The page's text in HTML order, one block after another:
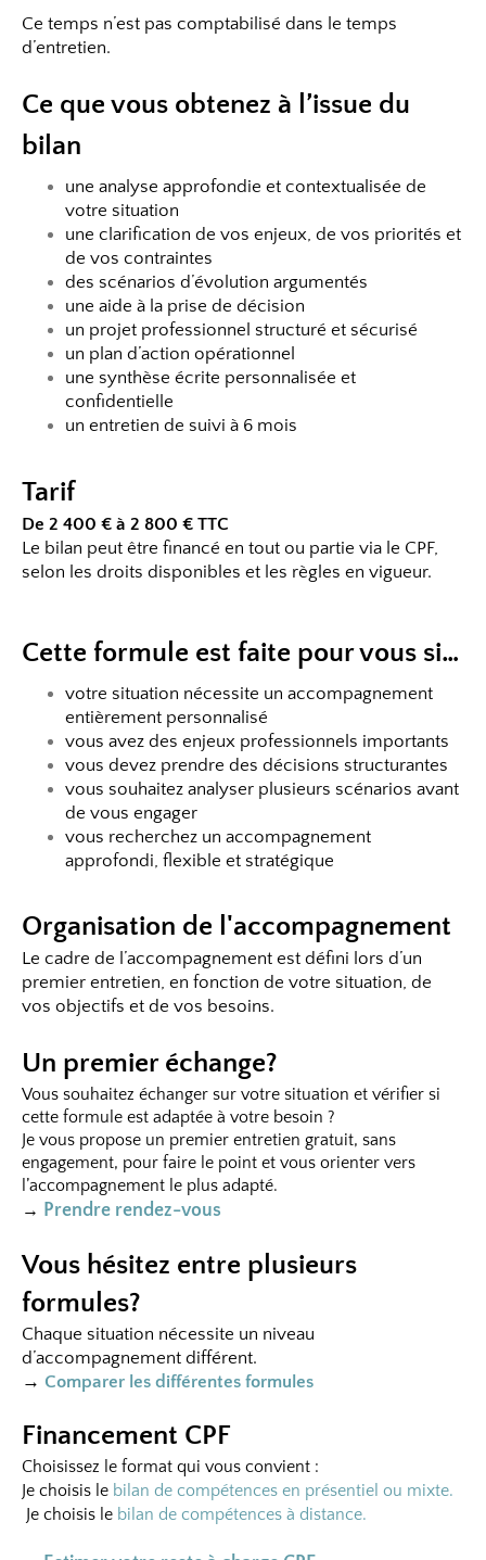
Ce temps n’est pas comptabilisé dans le temps
d’entretien.
Ce que vous obtenez à l’issue du
bilan
une analyse approfondie et contextualisée de
votre situation
une clarification de vos enjeux, de vos priorités et
de vos contraintes
des scénarios d’évolution argumentés
une aide à la prise de décision
un projet professionnel structuré et sécurisé
un plan d’action opérationnel
une synthèse écrite personnalisée et
confidentielle
un entretien de suivi à 6 mois
Tarif
De 2 400 € à 2 800 € TTC
Le bilan peut être financé en tout ou partie via le CPF,
selon les droits disponibles et les règles en vigueur.
Cette formule est faite pour vous si…
votre situation nécessite un accompagnement
entièrement personnalisé
vous avez des enjeux professionnels importants
vous devez prendre des décisions structurantes
vous souhaitez analyser plusieurs scénarios avant
de vous engager
vous recherchez un accompagnement
approfondi, flexible et stratégique
Organisation de l'accompagnement
Le cadre de l’accompagnement est défini lors d’un
premier entretien, en fonction de votre situation, de
vos objectifs et de vos besoins.
Un premier échange?
Vous souhaitez échanger sur votre situation et vérifier si
cette formule est adaptée à votre besoin ?
Je vous propose un premier entretien gratuit, sans
engagement, pour faire le point et vous orienter vers
l’accompagnement le plus adapté.
→ Prendre rendez-vous
Vous hésitez entre plusieurs
formules?
Chaque situation nécessite un niveau
d’accompagnement différent.
→ Comparer les différentes formules
Financement CPF
Choisissez le format qui vous convient :
Je choisis le bilan de compétences en présentiel ou mixte.
Je choisis le bilan de compétences à distance.